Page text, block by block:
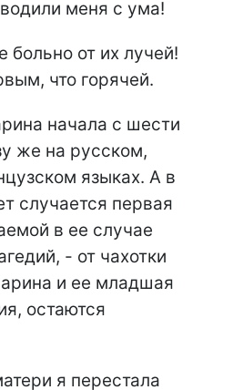
меня с ума!
больно от их лучей!
что горячей.
начала с шести
же на русском,
языках. А в
случается первая
в ее случае
- от чахотки
и ее младшая
остаются
я перестала